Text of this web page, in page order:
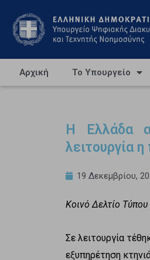
Αρχική Το Υπουργείο
Η Ελλάδα
λειτουργία
19 Δεκεμβρίου,
Κοινό Δελτίο
Σε λειτουργία
εξυπηρέτηση